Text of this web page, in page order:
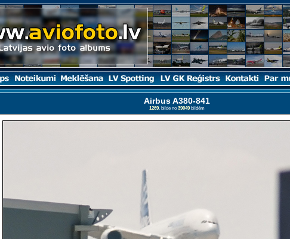
Airbus A380-841
1269. bilde no 39049bildēm